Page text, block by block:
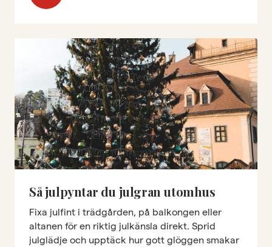
Så julpyntar du julgran utomhus
Fixa julfint i trädgården, på balkongen eller
altanen för en riktig julkänsla direkt. Sprid
julglädje och upptäck hur gott glöggen smakar